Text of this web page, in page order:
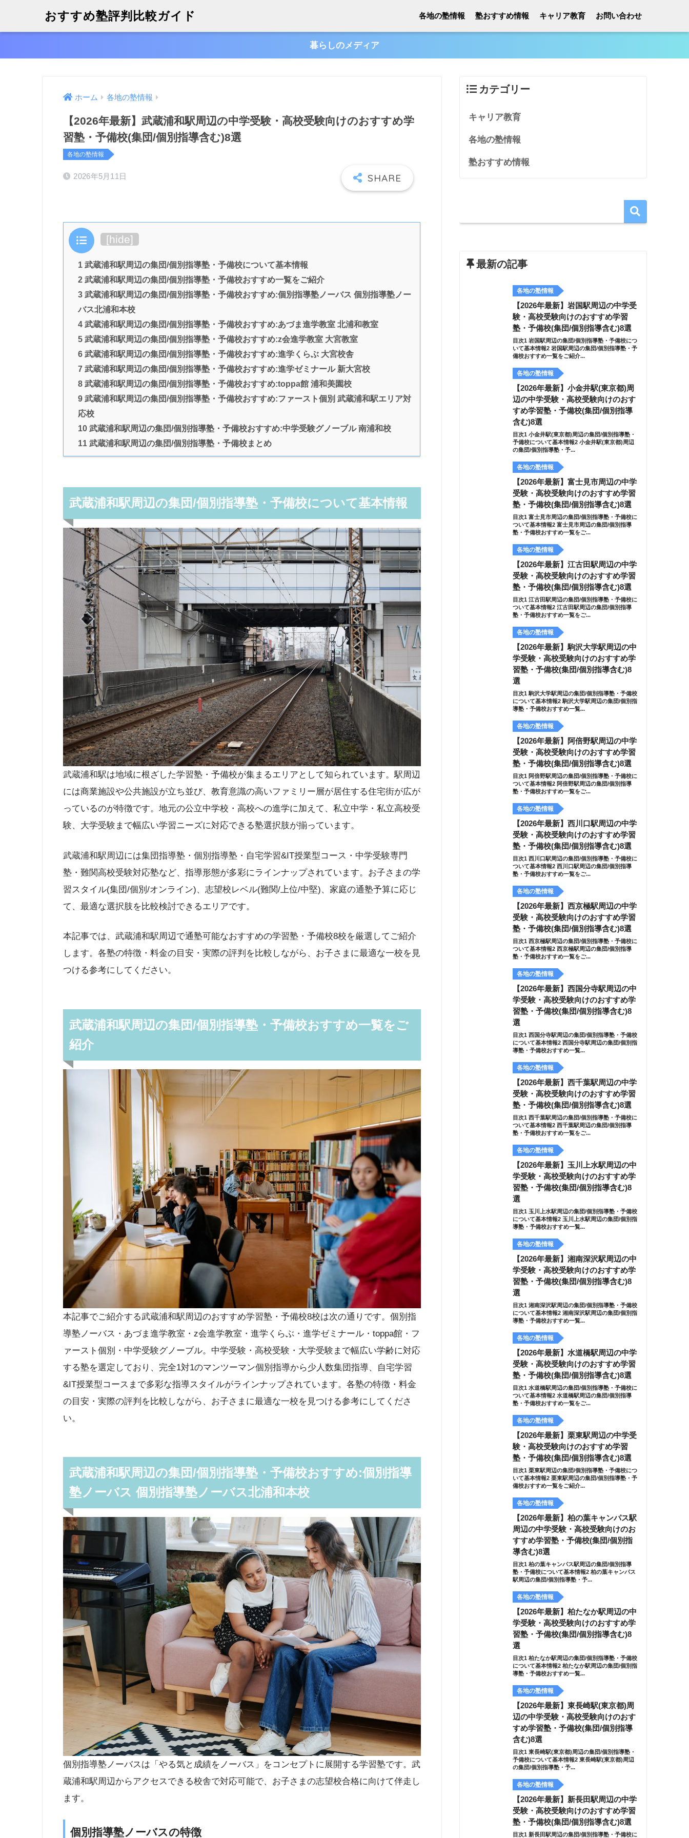
おすすめ塾評判比較ガイド 各地の塾情報 塾おすすめ情報 キャリア教育 お問い合わせ
暮らしのメディア
ホーム 各地の塾情報
【2026年最新】武蔵浦和駅周辺の中学受験・高校受験向けのおすすめ学
習塾・予備校(集団/個別指導含む)8選
各地の塾情報
2026年5月11日
目次 [hide]
1 武蔵浦和駅周辺の集団/個別指導塾・予備校について基本情報
2 武蔵浦和駅周辺の集団/個別指導塾・予備校おすすめ一覧をご紹介
3 武蔵浦和駅周辺の集団/個別指導塾・予備校おすすめ:個別指導塾ノーバス 個別指導塾ノー
バス北浦和本校
4 武蔵浦和駅周辺の集団/個別指導塾・予備校おすすめ:あづま進学教室 北浦和教室
5 武蔵浦和駅周辺の集団/個別指導塾・予備校おすすめ:z会進学教室 大宮教室
6 武蔵浦和駅周辺の集団/個別指導塾・予備校おすすめ:進学くらぶ 大宮校舎
7 武蔵浦和駅周辺の集団/個別指導塾・予備校おすすめ:進学ゼミナール 新大宮校
8 武蔵浦和駅周辺の集団/個別指導塾・予備校おすすめ:toppa館 浦和美園校
9 武蔵浦和駅周辺の集団/個別指導塾・予備校おすすめ:ファースト個別 武蔵浦和駅エリア対
応校
10 武蔵浦和駅周辺の集団/個別指導塾・予備校おすすめ:中学受験グノーブル 南浦和校
11 武蔵浦和駅周辺の集団/個別指導塾・予備校まとめ
武蔵浦和駅周辺の集団/個別指導塾・予備校について基本情報
武蔵浦和駅は地域に根ざした学習塾・予備校が集まるエリアとして知られています。駅周辺
には商業施設や公共施設が立ち並び、教育意識の高いファミリー層が居住する住宅街が広が
っているのが特徴です。地元の公立中学校・高校への進学に加えて、私立中学・私立高校受
験、大学受験まで幅広い学習ニーズに対応できる塾選択肢が揃っています。
武蔵浦和駅周辺には集団指導塾・個別指導塾・自宅学習&IT授業型コース・中学受験専門
塾・難関高校受験対応塾など、指導形態が多彩にラインナップされています。お子さまの学
習スタイル(集団/個別/オンライン)、志望校レベル(難関/上位/中堅)、家庭の通塾予算に応じ
て、最適な選択肢を比較検討できるエリアです。
本記事では、武蔵浦和駅周辺で通塾可能なおすすめの学習塾・予備校8校を厳選してご紹介
します。各塾の特徴・料金の目安・実際の評判を比較しながら、お子さまに最適な一校を見
つける参考にしてください。
武蔵浦和駅周辺の集団/個別指導塾・予備校おすすめ一覧をご
紹介
本記事でご紹介する武蔵浦和駅周辺のおすすめ学習塾・予備校8校は次の通りです。個別指
導塾ノーバス・あづま進学教室・z会進学教室・進学くらぶ・進学ゼミナール・toppa館・フ
ァースト個別・中学受験グノーブル。中学受験・高校受験・大学受験まで幅広い学齢に対応
する塾を選定しており、完全1対1のマンツーマン個別指導から少人数集団指導、自宅学習
&IT授業型コースまで多彩な指導スタイルがラインナップされています。各塾の特徴・料金
の目安・実際の評判を比較しながら、お子さまに最適な一校を見つける参考にしてくださ
い。
武蔵浦和駅周辺の集団/個別指導塾・予備校おすすめ:個別指導
塾ノーバス 個別指導塾ノーバス北浦和本校
個別指導塾ノーバスは「やる気と成績をノーバス」をコンセプトに展開する学習塾です。武
蔵浦和駅周辺からアクセスできる校舎で対応可能で、お子さまの志望校合格に向けて伴走し
ます。
個別指導塾ノーバスの特徴
カテゴリー
キャリア教育
各地の塾情報
塾おすすめ情報
最新の記事
各地の塾情報
【2026年最新】岩国駅周辺の中学受
験・高校受験向けのおすすめ学習
塾・予備校(集団/個別指導含む)8選
目次1 岩国駅周辺の集団/個別指導塾・予備校につ
いて基本情報2 岩国駅周辺の集団/個別指導塾・予
備校おすすめ一覧をご紹介...
各地の塾情報
【2026年最新】小金井駅(東京都)周
辺の中学受験・高校受験向けのおす
すめ学習塾・予備校(集団/個別指導
含む)8選
目次1 小金井駅(東京都)周辺の集団/個別指導塾・
予備校について基本情報2 小金井駅(東京都)周辺
の集団/個別指導塾・予...
各地の塾情報
【2026年最新】富士見市周辺の中学
受験・高校受験向けのおすすめ学習
塾・予備校(集団/個別指導含む)8選
目次1 富士見市周辺の集団/個別指導塾・予備校に
ついて基本情報2 富士見市周辺の集団/個別指導
塾・予備校おすすめ一覧をご...
各地の塾情報
【2026年最新】江古田駅周辺の中学
受験・高校受験向けのおすすめ学習
塾・予備校(集団/個別指導含む)8選
目次1 江古田駅周辺の集団/個別指導塾・予備校に
ついて基本情報2 江古田駅周辺の集団/個別指導
塾・予備校おすすめ一覧をご...
各地の塾情報
【2026年最新】駒沢大学駅周辺の中
学受験・高校受験向けのおすすめ学
習塾・予備校(集団/個別指導含む)8
選
目次1 駒沢大学駅周辺の集団/個別指導塾・予備校
について基本情報2 駒沢大学駅周辺の集団/個別指
導塾・予備校おすすめ一覧...
各地の塾情報
【2026年最新】阿倍野駅周辺の中学
受験・高校受験向けのおすすめ学習
塾・予備校(集団/個別指導含む)8選
目次1 阿倍野駅周辺の集団/個別指導塾・予備校に
ついて基本情報2 阿倍野駅周辺の集団/個別指導
塾・予備校おすすめ一覧をご...
各地の塾情報
【2026年最新】西川口駅周辺の中学
受験・高校受験向けのおすすめ学習
塾・予備校(集団/個別指導含む)8選
目次1 西川口駅周辺の集団/個別指導塾・予備校に
ついて基本情報2 西川口駅周辺の集団/個別指導
塾・予備校おすすめ一覧をご...
各地の塾情報
【2026年最新】西京極駅周辺の中学
受験・高校受験向けのおすすめ学習
塾・予備校(集団/個別指導含む)8選
目次1 西京極駅周辺の集団/個別指導塾・予備校に
ついて基本情報2 西京極駅周辺の集団/個別指導
塾・予備校おすすめ一覧をご...
各地の塾情報
【2026年最新】西国分寺駅周辺の中
学受験・高校受験向けのおすすめ学
習塾・予備校(集団/個別指導含む)8
選
目次1 西国分寺駅周辺の集団/個別指導塾・予備校
について基本情報2 西国分寺駅周辺の集団/個別指
導塾・予備校おすすめ一覧...
各地の塾情報
【2026年最新】西千葉駅周辺の中学
受験・高校受験向けのおすすめ学習
塾・予備校(集団/個別指導含む)8選
目次1 西千葉駅周辺の集団/個別指導塾・予備校に
ついて基本情報2 西千葉駅周辺の集団/個別指導
塾・予備校おすすめ一覧をご...
各地の塾情報
【2026年最新】玉川上水駅周辺の中
学受験・高校受験向けのおすすめ学
習塾・予備校(集団/個別指導含む)8
選
目次1 玉川上水駅周辺の集団/個別指導塾・予備校
について基本情報2 玉川上水駅周辺の集団/個別指
導塾・予備校おすすめ一覧...
各地の塾情報
【2026年最新】湘南深沢駅周辺の中
学受験・高校受験向けのおすすめ学
習塾・予備校(集団/個別指導含む)8
選
目次1 湘南深沢駅周辺の集団/個別指導塾・予備校
について基本情報2 湘南深沢駅周辺の集団/個別指
導塾・予備校おすすめ一覧...
各地の塾情報
【2026年最新】水道橋駅周辺の中学
受験・高校受験向けのおすすめ学習
塾・予備校(集団/個別指導含む)8選
目次1 水道橋駅周辺の集団/個別指導塾・予備校に
ついて基本情報2 水道橋駅周辺の集団/個別指導
塾・予備校おすすめ一覧をご...
各地の塾情報
【2026年最新】栗東駅周辺の中学受
験・高校受験向けのおすすめ学習
塾・予備校(集団/個別指導含む)8選
目次1 栗東駅周辺の集団/個別指導塾・予備校につ
いて基本情報2 栗東駅周辺の集団/個別指導塾・予
備校おすすめ一覧をご紹介...
各地の塾情報
【2026年最新】柏の葉キャンパス駅
周辺の中学受験・高校受験向けのお
すすめ学習塾・予備校(集団/個別指
導含む)8選
目次1 柏の葉キャンパス駅周辺の集団/個別指導
塾・予備校について基本情報2 柏の葉キャンパス
駅周辺の集団/個別指導塾・予...
各地の塾情報
【2026年最新】柏たなか駅周辺の中
学受験・高校受験向けのおすすめ学
習塾・予備校(集団/個別指導含む)8
選
目次1 柏たなか駅周辺の集団/個別指導塾・予備校
について基本情報2 柏たなか駅周辺の集団/個別指
導塾・予備校おすすめ一覧...
各地の塾情報
【2026年最新】東長崎駅(東京都)周
辺の中学受験・高校受験向けのおす
すめ学習塾・予備校(集団/個別指導
含む)8選
目次1 東長崎駅(東京都)周辺の集団/個別指導塾・
予備校について基本情報2 東長崎駅(東京都)周辺
の集団/個別指導塾・予...
各地の塾情報
【2026年最新】新長田駅周辺の中学
受験・高校受験向けのおすすめ学習
塾・予備校(集団/個別指導含む)8選
目次1 新長田駅周辺の集団/個別指導塾・予備校に